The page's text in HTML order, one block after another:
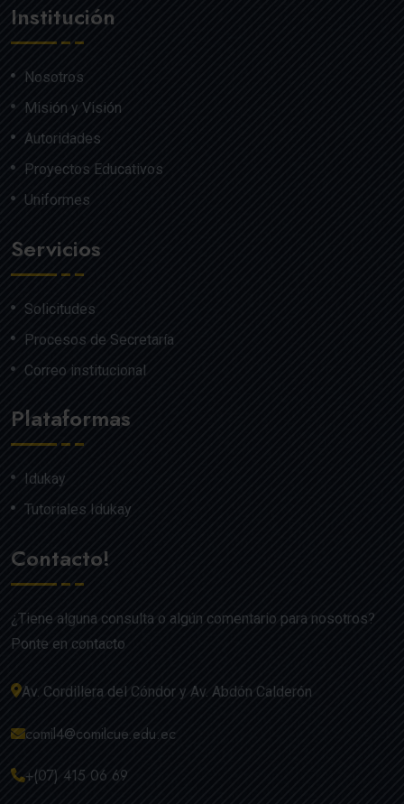
Institución
Nosotros
Misión y Visión
Autoridades
Proyectos Educativos
Uniformes
Servicios
Solicitudes
Procesos de Secretaría
Correo institucional
Plataformas
Idukay
Tutoriales Idukay
Contacto!
¿Tiene alguna consulta o algún comentario para nosotros?
Ponte en contacto
Av. Cordillera del Cóndor y Av. Abdón Calderón
comil4@comilcue.edu.ec
+(07) 415 06 69